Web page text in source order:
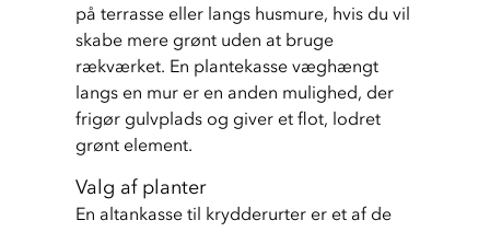
på terrasse eller langs husmure, hvis du vil
skabe mere grønt uden at bruge
rækværket. En plantekasse væghængt
langs en mur er en anden mulighed, der
frigør gulvplads og giver et flot, lodret
grønt element.
Valg af planter
En altankasse til krydderurter er et af de